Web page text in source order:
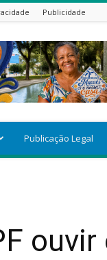
Publicidade
Publicação Legal